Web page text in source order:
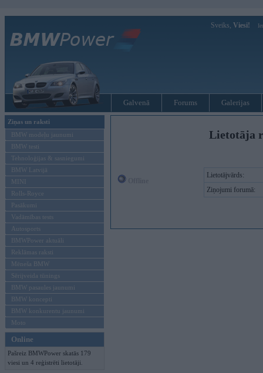
Sveiks, Viesi!
Galvenā Forums Galerijas
Ziņas un raksti
BMW modeļu jaunumi
BMW testi
Tehnoloģijas & sasniegumi
BMW Latvijā
MINI
Rolls-Royce
Pasākumi
Vadāmības tests
Autosports
BMWPower aktuāli
Reklāmas raksti
Mēneša BMW
Sērijveida tūnings
BMW pasaules jaunumi
BMW koncepti
BMW konkurentu jaunumi
Moto
Online
Pašreiz BMWPower skatās 179
viesi un 4 reģistrēti lietotāji.
Lietotāja
Lietotājvārds:
Ziņojumi forumā: